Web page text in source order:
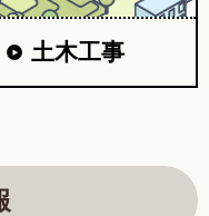
土木工事